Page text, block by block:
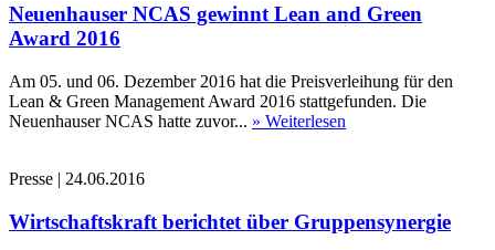
Neuenhauser NCAS gewinnt Lean and Green
Award 2016
Am 05. und 06. Dezember 2016 hat die Preisverleihung für den
Lean & Green Management Award 2016 stattgefunden. Die
Neuenhauser NCAS hatte zuvor... » Weiterlesen
Presse | 24.06.2016
Wirtschaftskraft berichtet über Gruppensynergie